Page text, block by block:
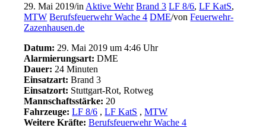
29. Mai 2019/in Aktive Wehr Brand 3 LF 8/6,LF KatS,
MTW Berufsfeuerwehr Wache 4 DME/vonFeuerwehr-
Zazenhausen.de
Datum: 29. Mai 2019 um 4:46 Uhr
Alarmierungsart: DME
Dauer: 24 Minuten
Einsatzart: Brand 3
Einsatzort: Stuttgart-Rot, Rotweg
Mannschaftsstärke: 20
Fahrzeuge: LF 8/6 ,LF KatS ,MTW
Weitere Kräfte: Berufsfeuerwehr Wache 4